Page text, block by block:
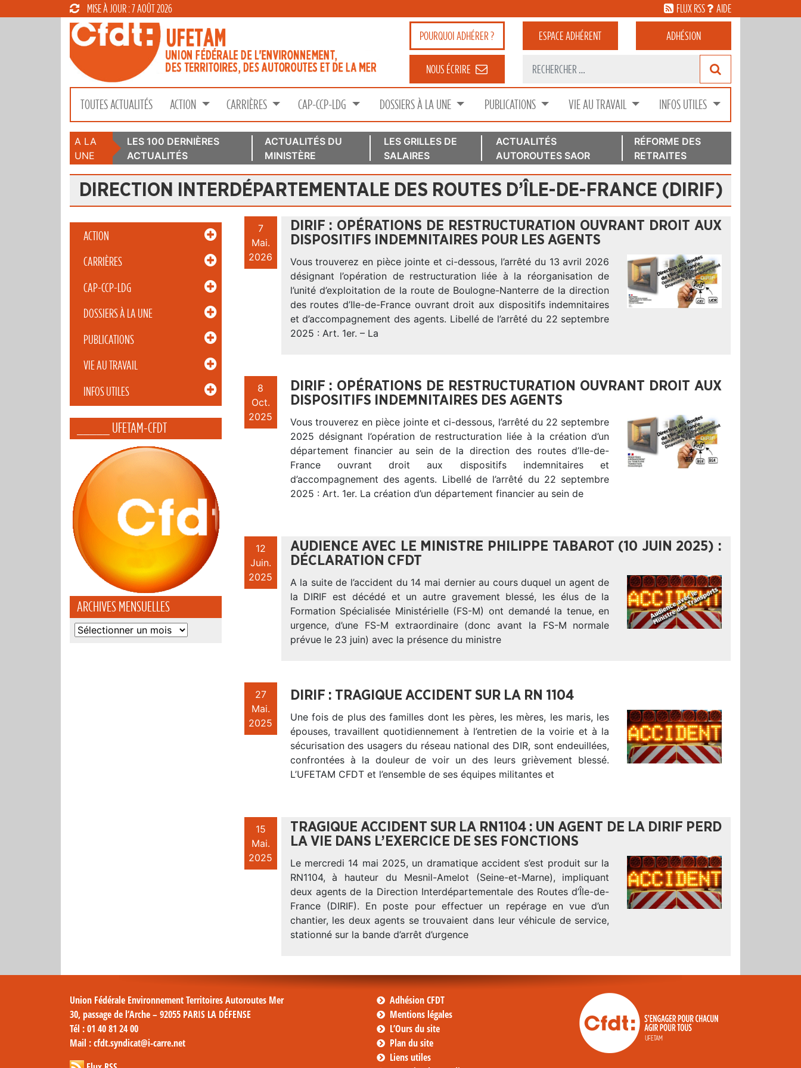
MISE À JOUR : 7 AOÛT 2026 FLUX RSS AIDE
POURQUOIADHÉRER ? ESPACEADHÉRENT ADHÉSION
NOUS ÉCRIRE
TOUTES ACTUALITÉS ACTION CARRIÈRES CAP-CCP-LDG DOSSIERS À LA UNE PUBLICATIONS VIE AU TRAVAIL INFOS UTILES
A LA
UNE
LES 100 DERNIÈRES
ACTUALITÉS
ACTUALITÉS DU
MINISTÈRE
LES GRILLES DE
SALAIRES
ACTUALITÉS
AUTOROUTES SAOR
RÉFORME DES
RETRAITES
DIRECTION INTERDÉPARTEMENTALE DES ROUTES D’ÎLE-DE-FRANCE (DIRIF)
ACTION
CARRIÈRES
CAP-CCP-LDG
DOSSIERS À LA UNE
PUBLICATIONS
VIE AU TRAVAIL
INFOS UTILES
_____ UFETAM-CFDT
ARCHIVES MENSUELLES
Archives
7
Mai.
2026
DIRIF : OPÉRATIONS DE RESTRUCTURATION OUVRANT DROIT AUX
DISPOSITIFS INDEMNITAIRES POUR LES AGENTS
Vous trouverez en pièce jointe et ci-dessous, l’arrêté du 13 avril 2026
désignant l’opération de restructuration liée à la réorganisation de
l’unité d’exploitation de la route de Boulogne-Nanterre de la direction
des routes d’Ile-de-France ouvrant droit aux dispositifs indemnitaires
et d’accompagnement des agents. Libellé de l’arrêté du 22 septembre
2025 : Art. 1er. – La
8
Oct.
2025
DIRIF : OPÉRATIONS DE RESTRUCTURATION OUVRANT DROIT AUX
DISPOSITIFS INDEMNITAIRES DES AGENTS
Vous trouverez en pièce jointe et ci-dessous, l’arrêté du 22 septembre
2025 désignant l’opération de restructuration liée à la création d’un
département financier au sein de la direction des routes d’Ile-de-
France ouvrant droit aux dispositifs indemnitaires et
d’accompagnement des agents. Libellé de l’arrêté du 22 septembre
2025 : Art. 1er. La création d’un département financier au sein de
12
Juin.
2025
AUDIENCE AVEC LE MINISTRE PHILIPPE TABAROT (10 JUIN 2025) :
DÉCLARATION CFDT
A la suite de l’accident du 14 mai dernier au cours duquel un agent de
la DIRIF est décédé et un autre gravement blessé, les élus de la
Formation Spécialisée Ministérielle (FS-M) ont demandé la tenue, en
urgence, d’une FS-M extraordinaire (donc avant la FS-M normale
prévue le 23 juin) avec la présence du ministre
27
Mai.
2025
DIRIF : TRAGIQUE ACCIDENT SUR LA RN 1104
Une fois de plus des familles dont les pères, les mères, les maris, les
épouses, travaillent quotidiennement à l’entretien de la voirie et à la
sécurisation des usagers du réseau national des DIR, sont endeuillées,
confrontées à la douleur de voir un des leurs grièvement blessé.
L’UFETAM CFDT et l’ensemble de ses équipes militantes et
15
Mai.
2025
TRAGIQUE ACCIDENT SUR LA RN1104 : UN AGENT DE LA DIRIF PERD
LA VIE DANS L’EXERCICE DE SES FONCTIONS
Le mercredi 14 mai 2025, un dramatique accident s’est produit sur la
RN1104, à hauteur du Mesnil-Amelot (Seine-et-Marne), impliquant
deux agents de la Direction Interdépartementale des Routes d’Île-de-
France (DIRIF). En poste pour effectuer un repérage en vue d’un
chantier, les deux agents se trouvaient dans leur véhicule de service,
stationné sur la bande d’arrêt d’urgence
Union Fédérale Environnement Territoires Autoroutes Mer
30, passage de l’Arche – 92055 PARIS LA DÉFENSE
Tél : 01 40 81 24 00
Mail : cfdt.syndicat@i-carre.net
Adhésion CFDT
Mentions légales
L’Ours du site
Plan du site
Liens utiles